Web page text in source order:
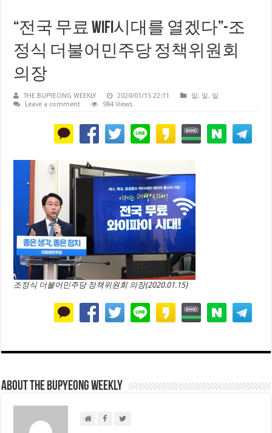
“전국 무료 WIFI시대를 열겠다”-조
정식 더불어민주당 정책위원회
의장
THE BUPYEONG WEEKLY 2020/01/15 22:11
말. 말. 말
Leave a comment
984 Views
조정식 더불어민주당 정책위원회 의장(2020.01.15)
About THE BUPYEONG WEEKLY